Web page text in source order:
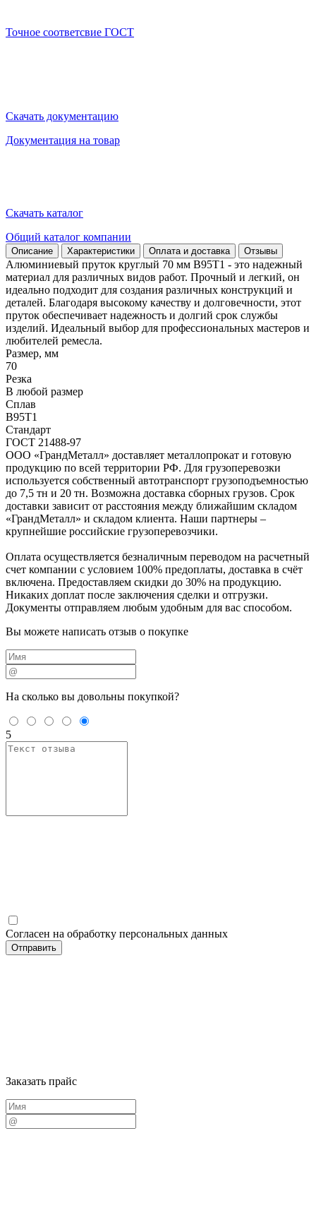
Точное соответсвие ГОСТ
Скачать документацию
Документация на товар
Скачать каталог
Общий каталог компании
Описание Характеристики Оплата и доставка Отзывы
Алюминиевый пруток круглый 70 мм В95Т1 - это надежный
материал для различных видов работ. Прочный и легкий, он
идеально подходит для создания различных конструкций и
деталей. Благодаря высокому качеству и долговечности, этот
пруток обеспечивает надежность и долгий срок службы
изделий. Идеальный выбор для профессиональных мастеров и
любителей ремесла.
Размер, мм
70
Резка
В любой размер
Сплав
В95Т1
Стандарт
ГОСТ 21488-97
ООО «ГрандМеталл» доставляет металлопрокат и готовую
продукцию по всей территории РФ. Для грузоперевозки
используется собственный автотранспорт грузоподъемностью
до 7,5 тн и 20 тн. Возможна доставка сборных грузов. Срок
доставки зависит от расстояния между ближайшим складом
«ГрандМеталл» и складом клиента. Наши партнеры –
крупнейшие российские грузоперевозчики.
Оплата осуществляется безналичным переводом на расчетный
счет компании с условием 100% предоплаты, доставка в счёт
включена. Предоставляем скидки до 30% на продукцию.
Никаких доплат после заключения сделки и отгрузки.
Документы отправляем любым удобным для вас способом.
Вы можете написать отзыв о покупке
На сколько вы довольны покупкой?
5
Согласен на обработку персональных данных
Заказать прайс